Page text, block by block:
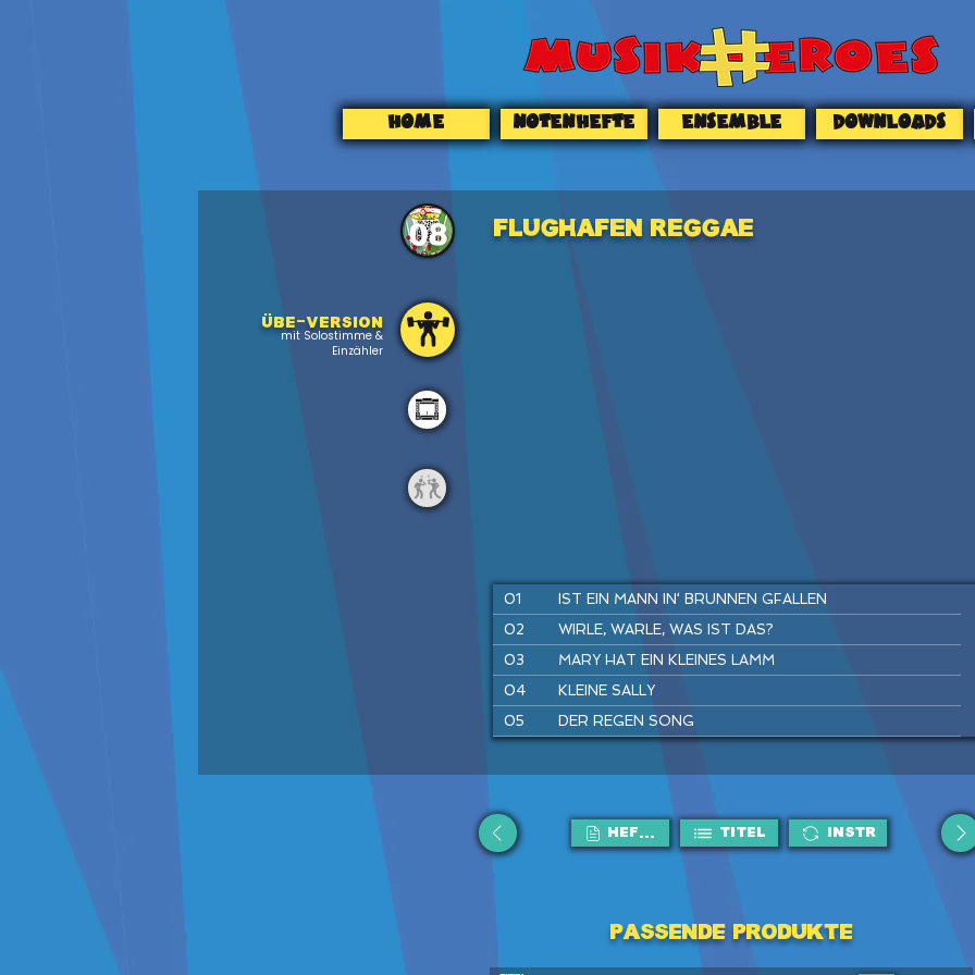
HOME NOTENHEFTE ENSEMBLE DOWNLOADS
08 FLUGHAFEN REGGAE
Übe-version
mit Solostimme &
Einzähler
01
IST EIN MANN IN‘ BRUNNEN GFALLEN
02
WIRLE, WARLE, WAS IST DAS?
03
MARY HAT EIN KLEINES LAMM
04
KLEINE SALLY
05
DER REGEN SONG
08
FLUGHAFEN REGGAE
09
TRAU DICH RAUS, KLEINE MAUS
DU UND ICH
HEFTE Titel Instr
Passende Produkte